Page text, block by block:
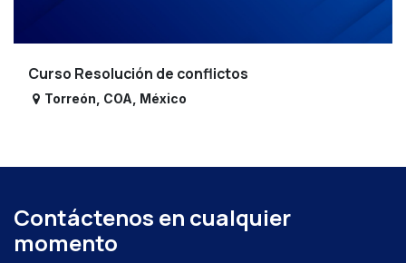
Curso Resolución de conflictos
Torreón COA México
Contáctenos en cualquier
momento